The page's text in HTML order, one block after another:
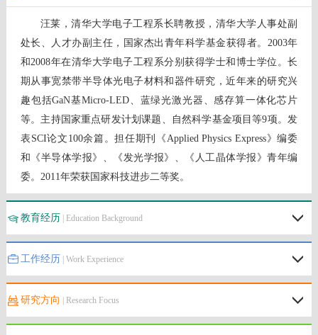
汪莱，清华大学电子工程系长聘教授，清华大学人事处副
处长、人才办副主任，国家杰出青年科学基金获得者。 2003年
和2008年在清华大学电子工程系分别获得学士和博士学位。长
期从事宽禁带半导体光电子材料和器件研究，近年来的研究兴
趣包括GaN基Micro-LED、蓝绿光激光器、感存算一体化芯片
等。主持国家重点研发计划课题、自然科学基金项目等9项。发
表 SCI论文 100余篇。担任期刊《Applied Physics Express》编委
和《半导体学报》、《发光学报》、《人工晶体学报》青年编
委。 2011年荣获国家科技进步二等奖。
教育经历 | Education Background
工作经历 | Work Experience
研究方向 | Research Focus